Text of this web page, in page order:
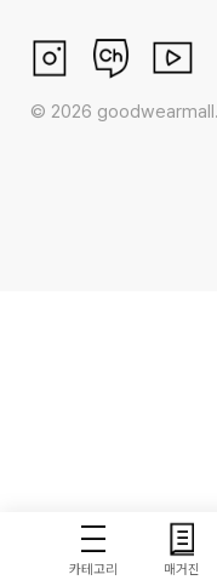
카테고리 매거진
© 2026